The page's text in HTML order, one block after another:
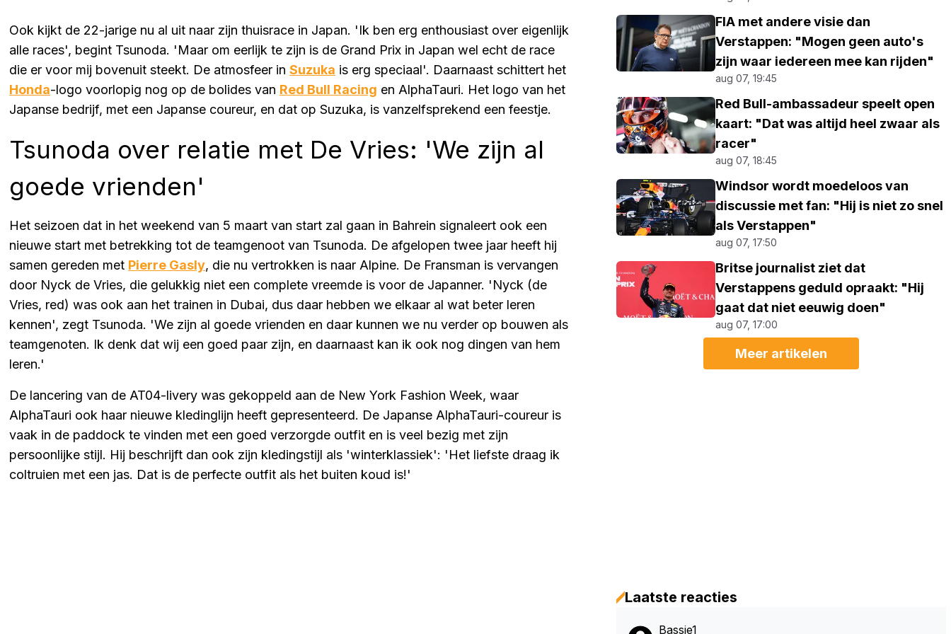
Ook kijkt de 22-jarige nu al uit naar zijn thuisrace in Japan. 'Ik ben erg enthousiast over eigenlijk
alle races', begint Tsunoda. 'Maar om eerlijk te zijn is de Grand Prix in Japan wel echt de race
die er voor mij bovenuit steekt. De atmosfeer in Suzuka is erg speciaal'. Daarnaast schittert het
Honda-logo voorlopig nog op de bolides van Red Bull Racing en AlphaTauri. Het logo van het
Japanse bedrijf, met een Japanse coureur, en dat op Suzuka, is vanzelfsprekend een feestje.
Tsunoda over relatie met De Vries: 'We zijn al
goede vrienden'
Het seizoen dat in het weekend van 5 maart van start zal gaan in Bahrein signaleert ook een
nieuwe start met betrekking tot de teamgenoot van Tsunoda. De afgelopen twee jaar heeft hij
samen gereden met Pierre Gasly, die nu vertrokken is naar Alpine. De Fransman is vervangen
door Nyck de Vries, die gelukkig niet een complete vreemde is voor de Japanner. 'Nyck (de
Vries, red) was ook aan het trainen in Dubai, dus daar hebben we elkaar al wat beter leren
kennen', zegt Tsunoda. 'We zijn al goede vrienden en daar kunnen we nu verder op bouwen als
teamgenoten. Ik denk dat wij een goed paar zijn, en daarnaast kan ik ook nog dingen van hem
leren.'
De lancering van de AT04-livery was gekoppeld aan de New York Fashion Week, waar
AlphaTauri ook haar nieuwe kledinglijn heeft gepresenteerd. De Japanse AlphaTauri-coureur is
vaak in de paddock te vinden met een goed verzorgde outfit en is veel bezig met zijn
persoonlijke stijl. Hij beschrijft dan ook zijn kledingstijl als 'winterklassiek': 'Het liefste draag ik
coltruien met een jas. Dat is de perfecte outfit als het buiten koud is!'
FIA met andere visie dan
Verstappen: "Mogen geen auto's
zijn waar iedereen mee kan rijden"
aug 07, 19:45
Red Bull-ambassadeur speelt open
kaart: "Dat was altijd heel zwaar als
racer"
aug 07, 18:45
Windsor wordt moedeloos van
discussie met fan: "Hij is niet zo snel
als Verstappen"
aug 07, 17:50
Britse journalist ziet dat
Verstappens geduld opraakt: "Hij
gaat dat niet eeuwig doen"
aug 07, 17:00
Meer artikelen
Laatste reacties
Bassie1